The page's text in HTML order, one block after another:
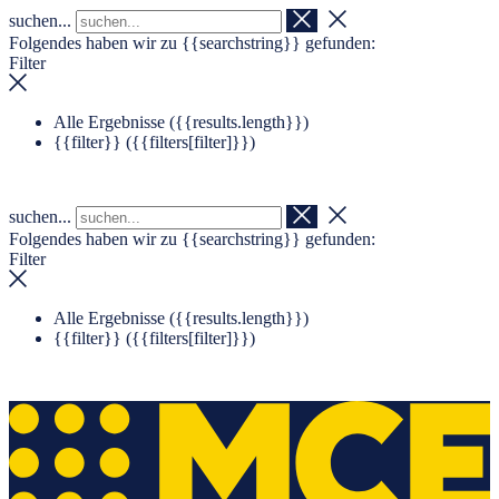
Navigation überspringen
Zum Footer springen
suchen...
Folgendes haben wir zu {{searchstring}} gefunden:
Filter
Alle Ergebnisse ({{results.length}})
{{filter}} ({{filters[filter]}})
suchen...
Folgendes haben wir zu {{searchstring}} gefunden:
Filter
Alle Ergebnisse ({{results.length}})
{{filter}} ({{filters[filter]}})